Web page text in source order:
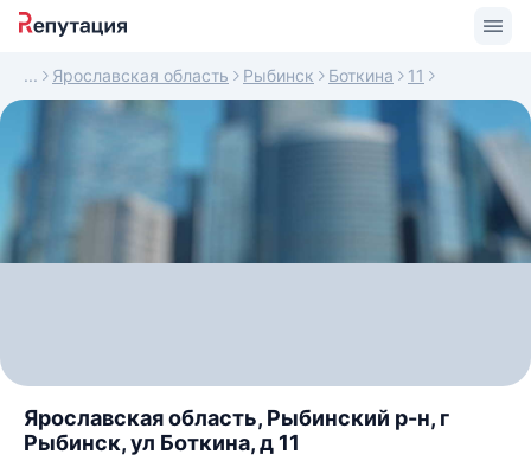
Ярославская область Рыбинск Боткина 11
Ярославская область, Рыбинский р-н, г
Рыбинск, ул Боткина, д 11